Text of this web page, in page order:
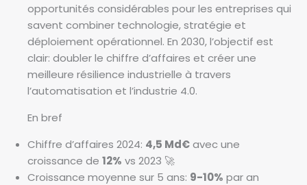
opportunités considérables pour les entreprises qui
savent combiner technologie, stratégie et
déploiement opérationnel. En 2030, l’objectif est
clair: doubler le chiffre d’affaires et créer une
meilleure résilience industrielle à travers
l’automatisation et l’industrie 4.0.
En bref
Chiffre d’affaires 2024: 4,5 Md€avec une
croissance de 12% vs 2023 🚀
Croissance moyenne sur 5 ans: 9-10% par an